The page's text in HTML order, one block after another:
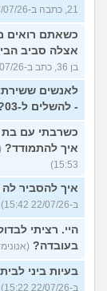
21, כתבה ב-23/07/26 15:39)
כשאתם רואים
אצלה סביב
בן 36, כתב ב-22/07/26 16:13)
לאנשים
- להשלים ל-03?
כשרבתי עם בת
איך להתמודד?
15:53)
איך להסביר
ב-22/07/26 15:42)
היי. רציתי
בעובדה? (אנונימית, בת 18,
בעיות ביני
ב-22/07/26 15:22)